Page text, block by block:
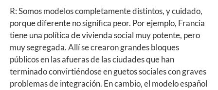
R: Somos modelos completamente distintos, y cuidado,
porque diferente no significa peor. Por ejemplo, Francia
tiene una política de vivienda social muy potente, pero
muy segregada. Allí se crearon grandes bloques
públicos en las afueras de las ciudades que han
terminado convirtiéndose en guetos sociales con graves
problemas de integración. En cambio, el modelo español